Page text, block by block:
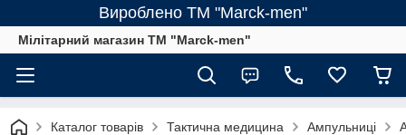
Вироблено ТМ "Marck-men"
Мілітарний магазин ТМ "Marck-men"
Каталог товарів Тактична медицина Ампульниці